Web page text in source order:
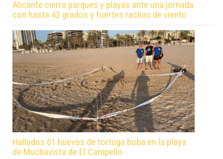
Alicante cierra parques y playas ante una jornada
con hasta 42 grados y fuertes rachas de viento
Hallados 61 huevos de tortuga boba en la playa
de Muchavista de El Campello